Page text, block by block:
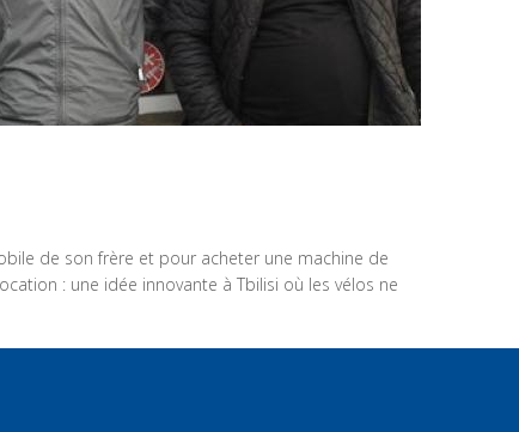
de son frère et pour acheter une machine de
: une idée innovante à Tbilisi où les vélos ne